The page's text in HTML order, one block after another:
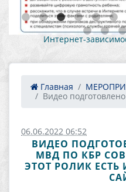
Интернет-
Главная
Видео
06.06.2022 06:52
ВИДЕО
МВД ПО КБР
ЭТОТ РОЛИК